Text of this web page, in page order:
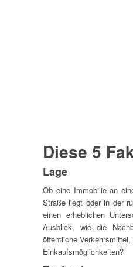
Diese 5
Lage
Ob eine Immobilie an
Straße liegt oder in der
einen erheblichen
Ausblick, wie die
öffentliche
Einkaufsmöglichkeiten?